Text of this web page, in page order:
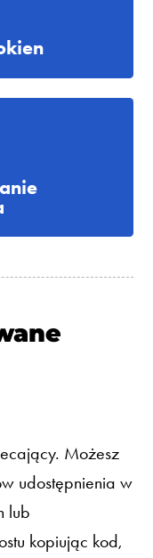
Możesz
udostępnienia w
lub
kopiując kod,